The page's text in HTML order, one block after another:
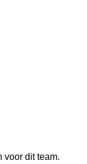
voor dit team.